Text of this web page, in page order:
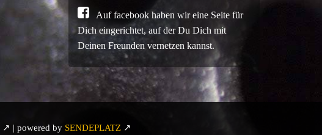
Auf facebook haben wir eine Seite für
Dich eingerichtet, auf der Du Dich mit
Deinen Freunden vernetzen kannst.
↗ | powered by SENDEPLATZ ↗